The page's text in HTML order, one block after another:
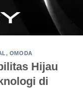
, OMODA
Hijau
di